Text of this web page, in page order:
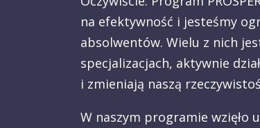
na efektywność i jesteśmy
absolwentów. Wielu z nich
specjalizacjach, aktywnie
i zmieniają naszą
W naszym programie wzięło